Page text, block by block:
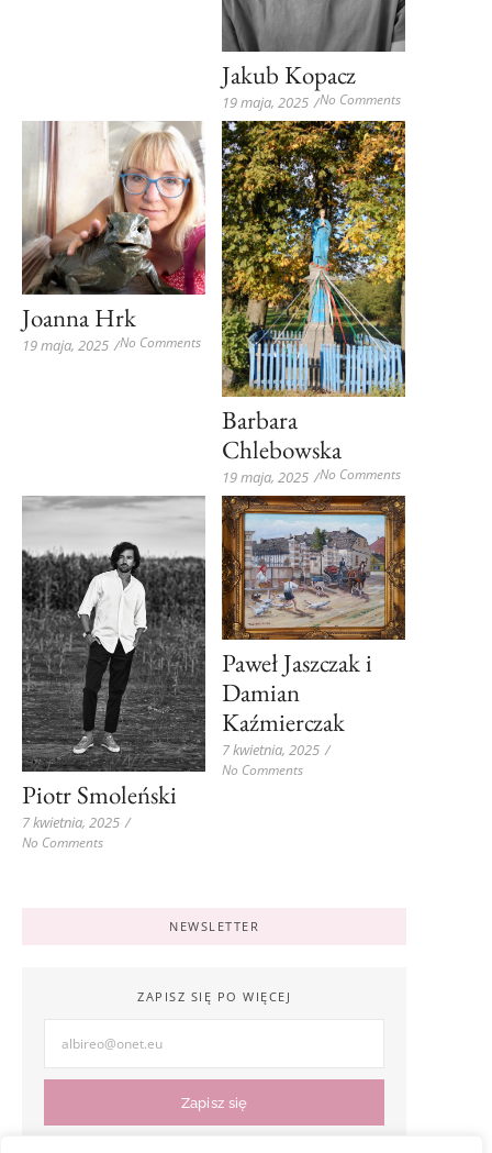
Jakub Kopacz
19 maja, 2025 /No Comments
Joanna Hrk
19 maja, 2025 /No Comments
Barbara
Chlebowska
19 maja, 2025 /No Comments
Piotr Smoleński
7 kwietnia, 2025 /
No Comments
Paweł Jaszczak i
Damian
Kaźmierczak
7 kwietnia, 2025 /
No Comments
NEWSLETTER
ZAPISZ SIĘ PO WIĘCEJ
Zapisz się